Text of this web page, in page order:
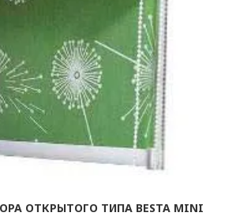
ОТКРЫТОГО ТИПА BESTA MINI